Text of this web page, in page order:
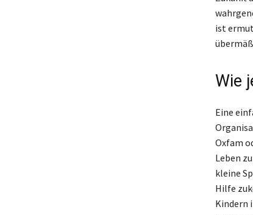
ist
Wie
Eine
Oxfam
Leben
kleine
Hilfe
Kindern